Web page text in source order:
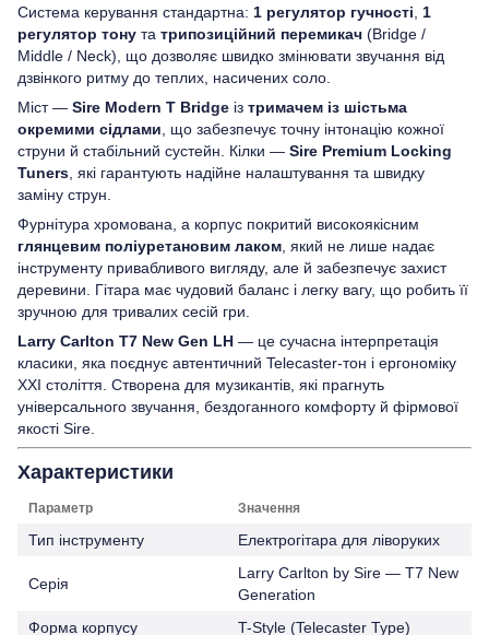
Система керування стандартна: 1 регулятор гучності
1
регулятор тону та трипозиційний перемикач (Bridge /
Middle / Neck), що дозволяє швидко змінювати звучання від
дзвінкого ритму до теплих, насичених соло.
Міст — Sire Modern T Bridge із тримачем із шістьма
окремими сідлами , що забезпечує точну інтонацію кожної
струни й стабільний сустейн. Кілки — Sire Premium Locking
Tuners , які гарантують надійне налаштування та швидку
заміну струн.
Фурнітура хромована, а корпус покритий високоякісним
глянцевим поліуретановим лаком , який не лише надає
інструменту привабливого вигляду, але й забезпечує захист
деревини. Гітара має чудовий баланс і легку вагу, що робить її
зручною для тривалих сесій гри.
Larry Carlton T7 New Gen LH — це сучасна інтерпретація
класики, яка поєднує автентичний Telecaster-тон і ергономіку
XXI століття. Створена для музикантів, які прагнуть
універсального звучання, бездоганного комфорту й фірмової
якості Sire.
Характеристики
Параметр Значення
Тип інструменту Електрогітара для ліворуких
Серія
Larry Carlton by Sire — T7 New
Generation
Форма корпусу
T-Style (Telecaster Type)